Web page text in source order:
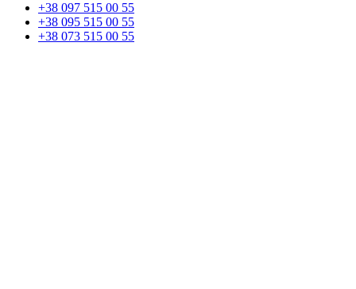
+38 097 515 00 55
+38 095 515 00 55
+38 073 515 00 55